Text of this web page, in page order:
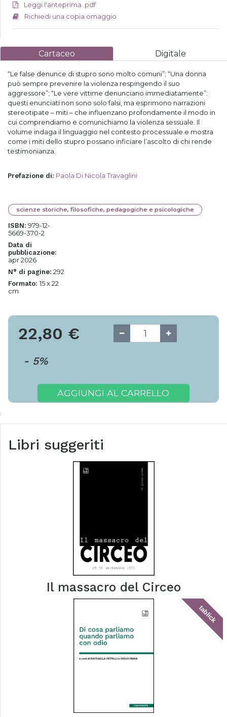
Leggi l'anteprima .pdf
Richiedi una copia omaggio
Cartaceo Digitale
“Le false denunce di stupro sono molto comuni”; “Una donna
può sempre prevenire la violenza respingendo il suo
aggressore”; “Le vere vittime denunciano immediatamente”:
questi enunciati non sono solo falsi, ma esprimono narrazioni
stereotipate – miti – che influenzano profondamente il modo in
cui comprendiamo e comunichiamo la violenza sessuale. Il
volume indaga il linguaggio nel contesto processuale e mostra
come i miti dello stupro possano inficiare l’ascolto di chi rende
testimonianza.
Prefazione di: Paola Di Nicola Travaglini
scienze storiche, filosofiche, pedagogiche e psicologiche
ISBN: 979-12-
5669-370-2
Data di
pubblicazione:
apr 2026
N° di pagine: 292
Formato: 15 x 22
cm
22,80 €
- 5%
AGGIUNGI AL CARRELLO
Libri suggeriti
Il massacro del Circeo
tablick